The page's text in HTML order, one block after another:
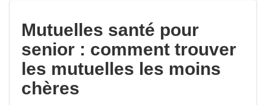
Mutuelles santé pour
senior : comment trouver
les mutuelles les moins
chères